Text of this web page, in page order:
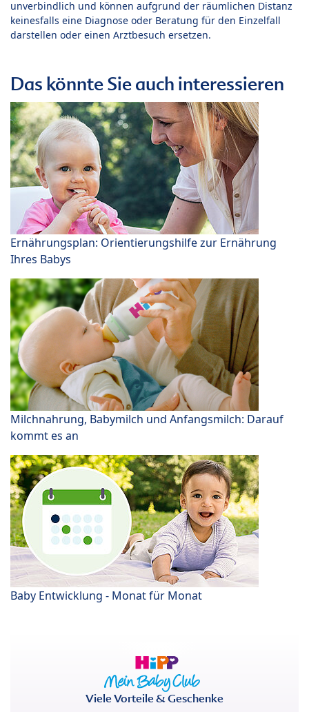
unverbindlich und können aufgrund der räumlichen Distanz
keinesfalls eine Diagnose oder Beratung für den Einzelfall
darstellen oder einen Arztbesuch ersetzen.
Das könnte Sie auch interessieren
Ernährungsplan: Orientierungshilfe zur Ernährung
Ihres Babys
Milchnahrung, Babymilch und Anfangsmilch: Darauf
kommt es an
Baby Entwicklung - Monat für Monat
Viele Vorteile & Geschenke